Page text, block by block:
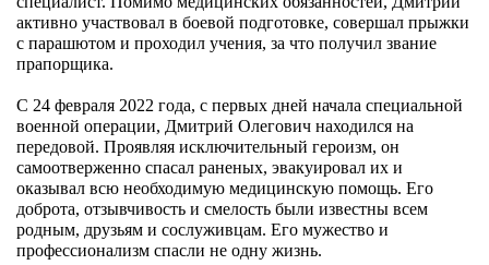
активно участвовал в боевой подготовке, совершал прыжки
с парашютом и проходил учения, за что получил звание
прапорщика.
С 24 февраля 2022 года, с первых дней начала специальной
военной операции, Дмитрий Олегович находился на
передовой. Проявляя исключительный героизм, он
самоотверженно спасал раненых, эвакуировал их и
оказывал всю необходимую медицинскую помощь. Его
доброта, отзывчивость и смелость были известны всем
родным, друзьям и сослуживцам. Его мужество и
профессионализм спасли не одну жизнь.